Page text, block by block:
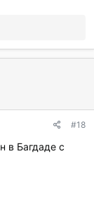
#18
в Багдаде с